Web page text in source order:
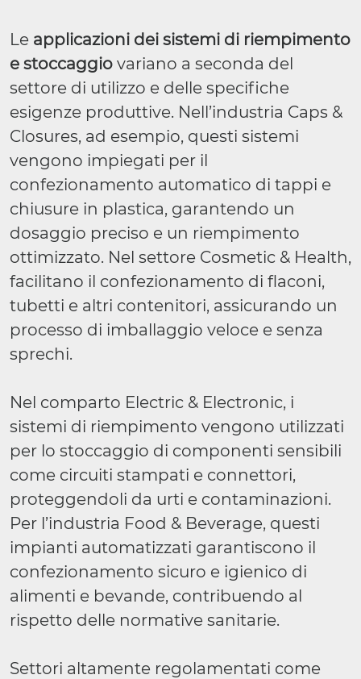
Le applicazioni dei sistemi di riempimento
e stoccaggio variano a seconda del
settore di utilizzo e delle specifiche
esigenze produttive. Nell’industria Caps &
Closures, ad esempio, questi sistemi
vengono impiegati per il
confezionamento automatico di tappi e
chiusure in plastica, garantendo un
dosaggio preciso e un riempimento
ottimizzato. Nel settore Cosmetic & Health,
facilitano il confezionamento di flaconi,
tubetti e altri contenitori, assicurando un
processo di imballaggio veloce e senza
sprechi.
Nel comparto Electric & Electronic, i
sistemi di riempimento vengono utilizzati
per lo stoccaggio di componenti sensibili
come circuiti stampati e connettori,
proteggendoli da urti e contaminazioni.
Per l’industria Food & Beverage, questi
impianti automatizzati garantiscono il
confezionamento sicuro e igienico di
alimenti e bevande, contribuendo al
rispetto delle normative sanitarie.
Settori altamente regolamentati come